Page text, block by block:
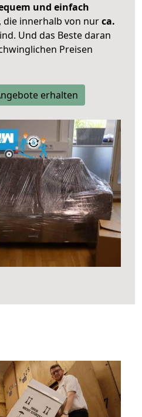
und einfach
, die innerhalb von nurca.
Und das Beste daran
Preisen
erhalten